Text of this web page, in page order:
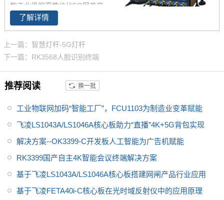
款工业级的高性价比5G网关产
品，采用无风扇散热设计；CPU
主频1GHz，RAM 512MB，满足
一般边缘计算和数据转发的能
力；并支持Ubuntu18.04和Open
计；5G模组采用M.2封装可插拔
方式，可更换为4G模组做成本优
化；以及支持5个RS485接口，
适用于智慧工厂、智慧农业、智
慧城市、智慧医疗等领域，关于
传感器数据采集、网络摄像头图
上传等应用。
了解详情
上一篇：智慧灯杆-5G灯杆
下一篇：RK3568人脸识别终端
推荐阅读 换一批
工业物联网加码“智能工厂”，FCU1103为制造业变革赋能
飞凌LS1043A/LS1046A核心板助力“直播”4K+5G背包实现
解决方案--OK3399-C开发板人工智能为广告机赋能
RK3399国产自主4K智能会议终端解决方案
基于飞凌LS1043A/LS1046A核心板搭建网闸产品行业应用
基于飞凌FETA40i-C核心板在光时域反射仪中的应用原理